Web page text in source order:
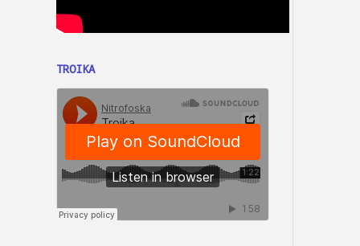
TROIKA